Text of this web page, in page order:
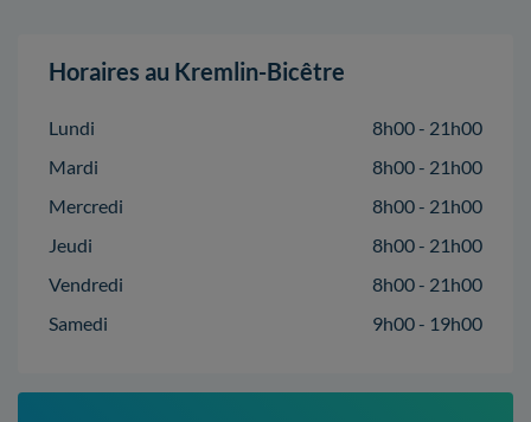
Horaires au Kremlin-Bicêtre
Lundi
8h00 - 21h00
Mardi
8h00 - 21h00
Mercredi
8h00 - 21h00
Jeudi
8h00 - 21h00
Vendredi
8h00 - 21h00
Samedi
9h00 - 19h00